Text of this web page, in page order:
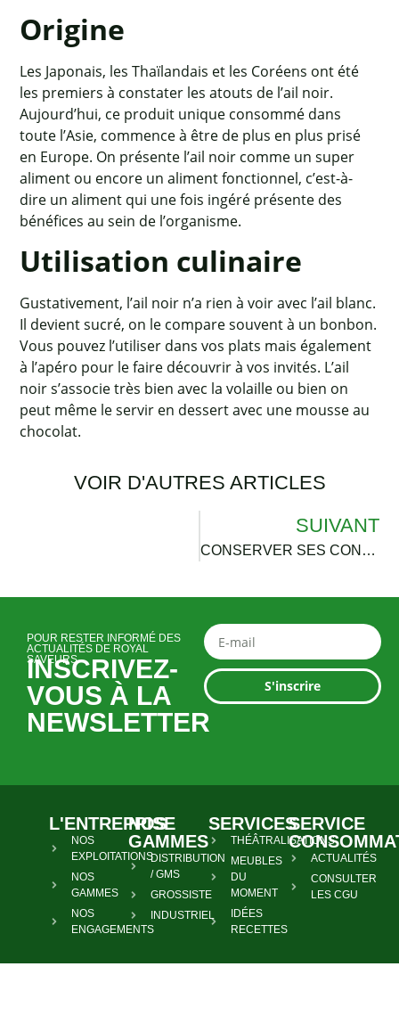
Origine
Les Japonais, les Thaïlandais et les Coréens ont été
les premiers à constater les atouts de l’ail noir.
Aujourd’hui, ce produit unique consommé dans
toute l’Asie, commence à être de plus en plus prisé
en Europe. On présente l’ail noir comme un super
aliment ou encore un aliment fonctionnel, c’est-à-
dire un aliment qui une fois ingéré présente des
bénéfices au sein de l’organisme.
Utilisation culinaire
Gustativement, l’ail noir n’a rien à voir avec l’ail blanc.
Il devient sucré, on le compare souvent à un bonbon.
Vous pouvez l’utiliser dans vos plats mais également
à l’apéro pour le faire découvrir à vos invités. L’ail
noir s’associe très bien avec la volaille ou bien on
peut même le servir en dessert avec une mousse au
chocolat.
VOIR D'AUTRES ARTICLES
SUIVANT
CONSERVER SES CONDIMENTS
POUR RESTER INFORMÉ DES
ACTUALITÉS DE ROYAL
SAVEURS
INSCRIVEZ-
VOUS À LA
NEWSLETTER
S'inscrire
L'ENTREPRISE
NOS
EXPLOITATIONS
NOS
GAMMES
NOS
ENGAGEMENTS
NOS
GAMMES
DISTRIBUTION
/ GMS
GROSSISTE
INDUSTRIEL
SERVICES
THÉÂTRALISATIONS
MEUBLES
DU
MOMENT
IDÉES
RECETTES
SERVICE
ACTUALITÉS
CONSULTER
LES CGU